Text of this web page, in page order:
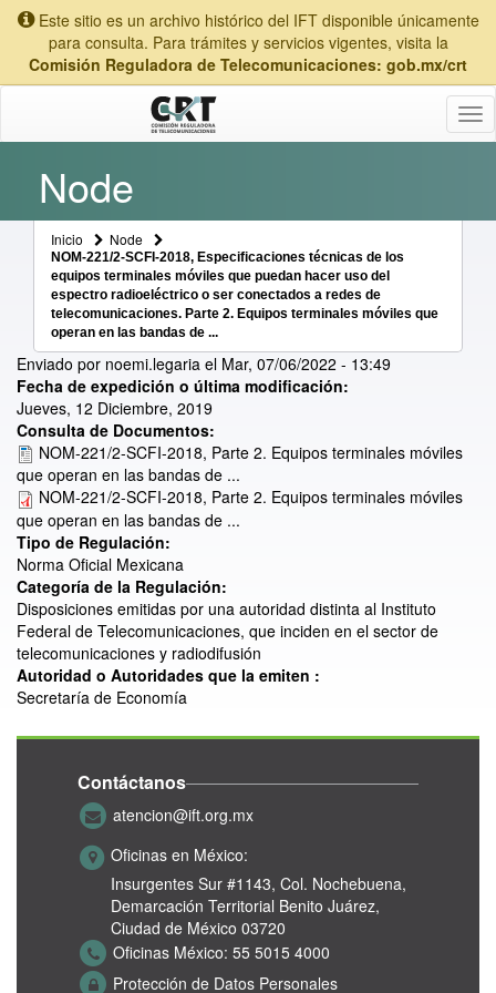
Este sitio es un archivo histórico del IFT disponible únicamente
para consulta. Para trámites y servicios vigentes, visita la
Comisión Reguladora de Telecomunicaciones: gob.mx/crt
Node
Inicio Node
NOM-221/2-SCFI-2018, Especificaciones técnicas de los
equipos terminales móviles que puedan hacer uso del
espectro radioeléctrico o ser conectados a redes de
telecomunicaciones. Parte 2. Equipos terminales móviles que
operan en las bandas de ...
Enviado por noemi.legaria el Mar, 07/06/2022 - 13:49
Fecha de expedición o última modificación:
Jueves, 12 Diciembre, 2019
Consulta de Documentos:
NOM-221/2-SCFI-2018, Parte 2. Equipos terminales móviles
que operan en las bandas de ...
NOM-221/2-SCFI-2018, Parte 2. Equipos terminales móviles
que operan en las bandas de ...
Tipo de Regulación:
Norma Oficial Mexicana
Categoría de la Regulación:
Disposiciones emitidas por una autoridad distinta al Instituto
Federal de Telecomunicaciones, que inciden en el sector de
telecomunicaciones y radiodifusión
Autoridad o Autoridades que la emiten :
Secretaría de Economía
Contáctanos
atencion@ift.org.mx
Oficinas en México:
Insurgentes Sur #1143, Col. Nochebuena,
Demarcación Territorial Benito Juárez,
Ciudad de México 03720
Oficinas México: 55 5015 4000
Protección de Datos Personales